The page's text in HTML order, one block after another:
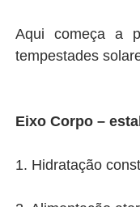
Aqui começa a
tempestades
Eixo Corpo –
1. Hidratação